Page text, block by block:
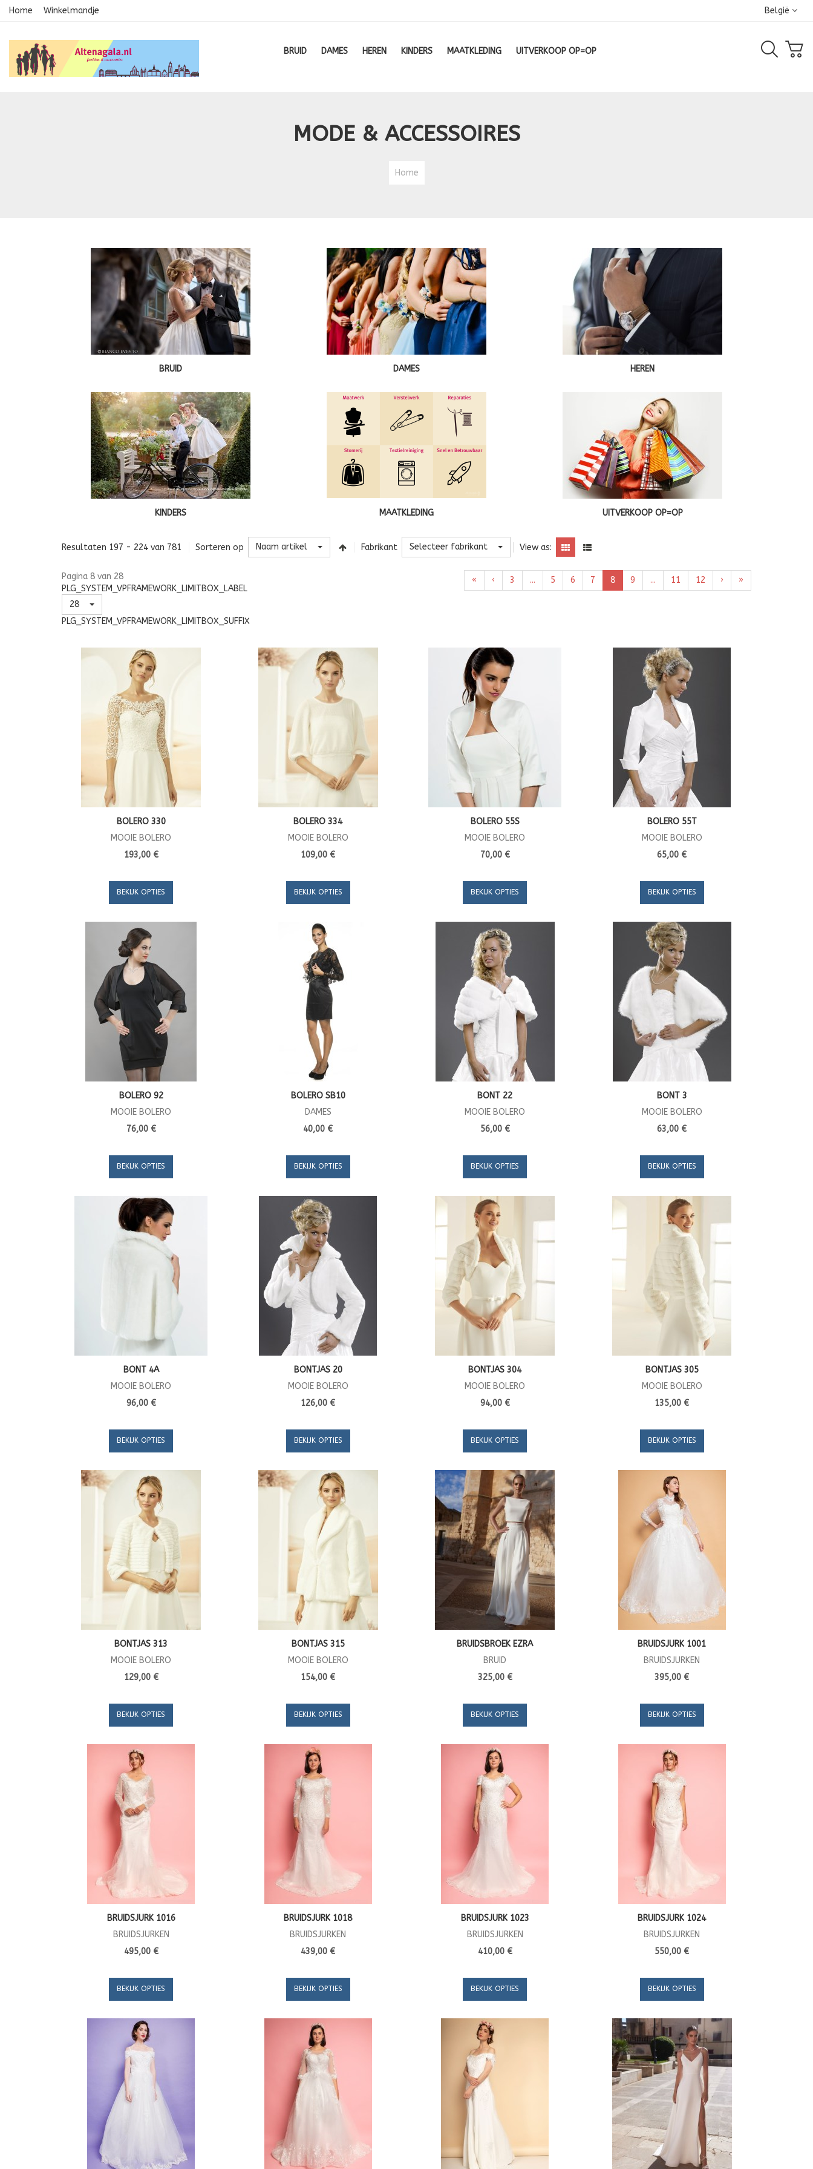
Home Winkelmandje België
BRUID DAMES HEREN KINDERS MAATKLEDING UITVERKOOP OP=OP
MODE & ACCESSOIRES
Home
BRUID DAMES HEREN
KINDERS MAATKLEDING UITVERKOOP OP=OP
Resultaten 197 - 224 van 781 Sorteren op Naam artikel Fabrikant Selecteer fabrikant View as:
Pagina 8 van 28
PLG_SYSTEM_VPFRAMEWORK_LIMITBOX_LABEL
28
PLG_SYSTEM_VPFRAMEWORK_LIMITBOX_SUFFIX
« ‹ 3 ... 5 6 7 8 9 ... 11 12 › »
BOLERO 330
MOOIE BOLERO
193,00 €
BEKIJK OPTIES
BOLERO 334
MOOIE BOLERO
109,00 €
BEKIJK OPTIES
BOLERO 55S
MOOIE BOLERO
70,00 €
BEKIJK OPTIES
BOLERO 55T
MOOIE BOLERO
65,00 €
BEKIJK OPTIES
BOLERO 92
MOOIE BOLERO
76,00 €
BEKIJK OPTIES
BOLERO SB10
DAMES
40,00 €
BEKIJK OPTIES
BONT 22
MOOIE BOLERO
56,00 €
BEKIJK OPTIES
BONT 3
MOOIE BOLERO
63,00 €
BEKIJK OPTIES
BONT 4A
MOOIE BOLERO
96,00 €
BEKIJK OPTIES
BONTJAS 20
MOOIE BOLERO
126,00 €
BEKIJK OPTIES
BONTJAS 304
MOOIE BOLERO
94,00 €
BEKIJK OPTIES
BONTJAS 305
MOOIE BOLERO
135,00 €
BEKIJK OPTIES
BONTJAS 313
MOOIE BOLERO
129,00 €
BEKIJK OPTIES
BONTJAS 315
MOOIE BOLERO
154,00 €
BEKIJK OPTIES
BRUIDSBROEK EZRA
BRUID
325,00 €
BEKIJK OPTIES
BRUIDSJURK 1001
BRUIDSJURKEN
395,00 €
BEKIJK OPTIES
BRUIDSJURK 1016
BRUIDSJURKEN
495,00 €
BEKIJK OPTIES
BRUIDSJURK 1018
BRUIDSJURKEN
439,00 €
BEKIJK OPTIES
BRUIDSJURK 1023
BRUIDSJURKEN
410,00 €
BEKIJK OPTIES
BRUIDSJURK 1024
BRUIDSJURKEN
550,00 €
BEKIJK OPTIES